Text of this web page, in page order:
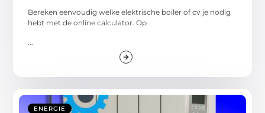
Bereken eenvoudig welke elektrische boiler of cv je nodig
hebt met de online calculator. Op
ENERGIE